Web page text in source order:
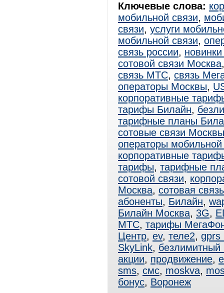
Ключевые слова:
мобильной связи,
связи, услуги
мобильной связи,
связь россии,
сотовой связи Москва
связь МТС, связь
операторы Москвы,
корпоративные
тарифы Билайн,
тарифные планы
сотовые связи Москвы
операторы мобильной
корпоративные
тарифы, тарифные
сотовой связи,
Москва, сотовая
абоненты, Билайн,
Билайн Москва, 3G,
МТС, тарифы
Центр, ev, теле2, gprs
SkyLink, безлимитный
акции, продвижение,
sms, смс, moskva,
бонус, Воронеж